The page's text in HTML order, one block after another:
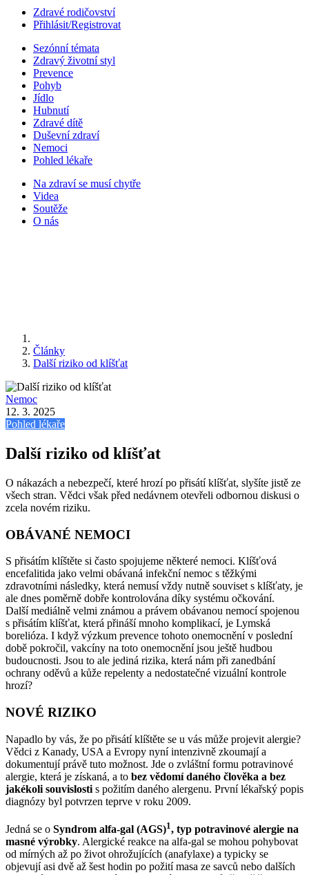
Zdravé rodičovství
Přihlásit/Registrovat
Sezónní témata
Zdravý životní styl
Prevence
Pohyb
Jídlo
Hubnutí
Zdravé dítě
Duševní zdraví
Nemoci
Pohled lékaře
Na zdraví se musí chytře
Videa
Soutěže
O nás
Články
Další riziko od klíšťat
Nemoc
12. 3. 2025
Pohled lékaře
Další riziko od klíšťat
O nákazách a nebezpečí, které hrozí po přisátí klíšťat, slyšíte jistě ze
všech stran. Vědci však před nedávnem otevřeli odbornou diskusi o
zcela novém riziku.
OBÁVANÉ NEMOCI
S přisátím klíštěte si často spojujeme některé nemoci. Klíšťová
encefalitida jako velmi obávaná infekční nemoc s těžkými
zdravotními následky, která nemusí vždy nutně souviset s klíšťaty, je
ale dnes poměrně dobře kontrolována díky systému očkování.
Další mediálně velmi známou a právem obávanou nemocí spojenou
s přisátím klíšťat, která přináší mnoho komplikací, je Lymská
borelióza. I když výzkum prevence tohoto onemocnění v poslední
době pokročil, vakcíny na toto onemocnění jsou ještě hudbou
budoucnosti. Jsou to ale jediná rizika, která nám při zanedbání
ochrany oděvů a kůže repelenty a nedostatečné vizuální kontrole
hrozí?
NOVÉ RIZIKO
Napadlo by vás, že po přisátí klíštěte se u vás může projevit alergie?
Vědci z Kanady, USA a Evropy nyní intenzivně zkoumají a
dokumentují právě tuto možnost. Jde o zvláštní formu potravinové
alergie, která je získaná, a to bez vědomí daného člověka a bez
jakékoli souvislosti s požitím daného alergenu. První lékařský popis
diagnózy byl potvrzen teprve v roku 2009.
Jedná se o Syndrom alfa-gal (AGS)1, typ potravinové alergie na
masné výrobky. Alergické reakce na alfa-gal se mohou pohybovat
od mírných až po život ohrožujících (anafylaxe) a typicky se
objevují asi dvě až šest hodin po požití masa ze savců nebo dalších